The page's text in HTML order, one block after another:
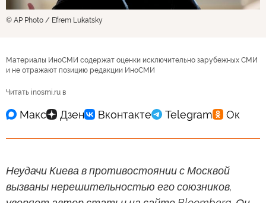
© AP Photo / Efrem Lukatsky
Материалы ИноСМИ содержат оценки исключительно зарубежных СМИ
и не отражают позицию редакции ИноСМИ
Читать inosmi.ru в
Неудачи Киева в противостоянии с Москвой
вызваны нерешительностью его союзников,